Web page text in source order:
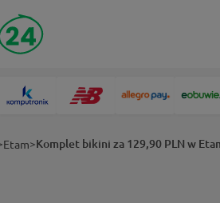
Etam>Komplet bikini za 129,90 PLN w